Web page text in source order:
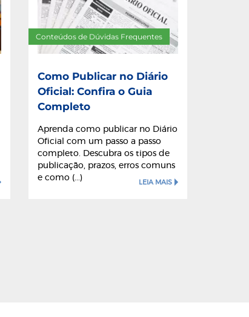
Conteúdos de Dúvidas Frequentes
Como Publicar no Diário
Oficial: Confira o Guia
Completo
Aprenda como publicar no Diário
Oficial com um passo a passo
completo. Descubra os tipos de
publicação, prazos, erros comuns
e como (...)
LEIA MAIS